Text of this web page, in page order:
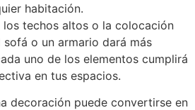
habitación.
los techos altos o la colocación
o un armario dará más
uno de los elementos cumplirá
en tus espacios.
decoración puede convertirse en